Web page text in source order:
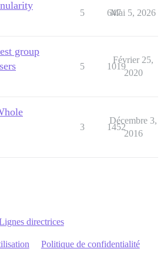
5 647
Mai 5, 2026
group
5 1019
Février 25,
2020
3 1452
Décembre 3,
2016
directrices
Politique de confidentialité